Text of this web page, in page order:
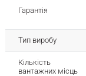
Гарантія
Тип виробу
Кількість
вантажних місць